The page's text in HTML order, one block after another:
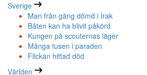
Sverige
Man från gäng dömd i Irak
Båten kan ha blivit påkörd
Kungen på scouternas läger
Många tusen i paraden
Flickan hittad död
Världen